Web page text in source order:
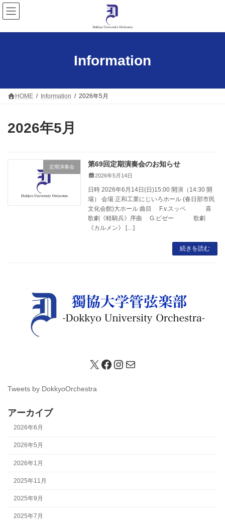
コ
ン
テ
ン
ナ
ビ
ゲ
ー
Information
HOME Information 2026年5月
2026年5月
定期演奏会 第69回定期演奏会のお知らせ
2026年5月14日
日時 2026年6月14日(日)15:00 開演（14:30 開
場） 会場 正和工業にじいろホール (春日部市民
文化会館)大ホール 曲目 F.v.スッペ 喜
歌劇《軽騎兵》序曲 G.ビゼー 歌劇
《カルメン》 […]
続きを読む
X Facebook
Instagram
メール
Tweets by DokkyoOrchestra
アーカイブ
2026年6月
2026年5月
2026年1月
2025年11月
2025年9月
2025年7月